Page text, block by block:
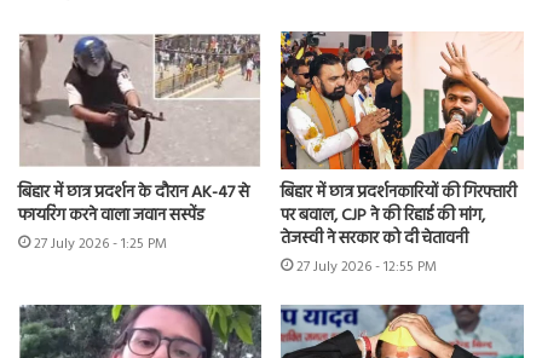
बिहार में छात्र प्रदर्शन के दौरान AK-47 से
फायरिंग करने वाला जवान सस्पेंड
27 July 2026 - 1:25 PM
बिहार में छात्र प्रदर्शनकारियों की गिरफ्तारी
पर बवाल, CJP ने की रिहाई की मांग,
तेजस्वी ने सरकार को दी चेतावनी
27 July 2026 - 12:55 PM